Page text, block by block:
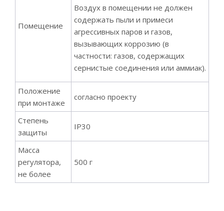
Помещение
Воздух в помещении не должен
содержать пыли и примеси
агрессивных паров и газов,
вызывающих коррозию (в
частности: газов, содержащих
сернистые соединения или аммиак).
Положение
при монтаже
согласно проекту
Степень
защиты
IP30
Масса
регулятора,
не более
500 г